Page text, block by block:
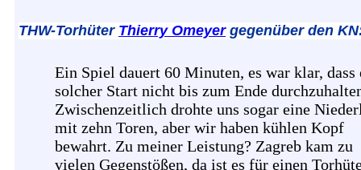
THW-Torhüter Thierry Omeyergegenüber den
Ein Spiel dauert 60 Minuten, es war klar, dass
solcher Start nicht bis zum Ende
Zwischenzeitlich drohte uns sogar eine
mit zehn Toren, aber wir haben kühlen Kopf
bewahrt. Zu meiner Leistung? Zagreb kam zu
vielen Gegenstößen, da ist es für einen